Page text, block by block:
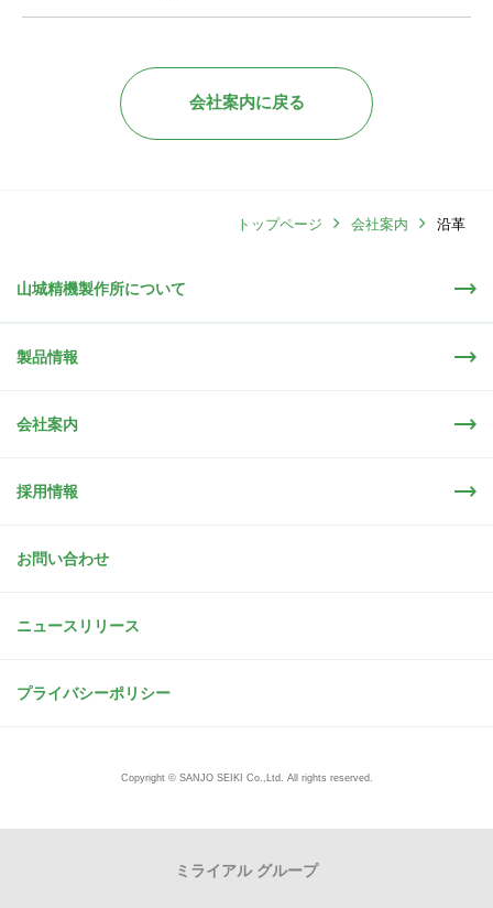
会社案内に戻る
トップページ 会社案内 沿革
山城精機製作所について
製品情報
会社案内
採用情報
お問い合わせ
ニュースリリース
プライバシーポリシー
Copyright © SANJO SEIKI Co.,Ltd. All rights reserved.
ミライアル グループ